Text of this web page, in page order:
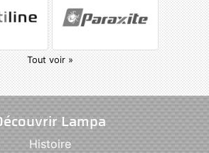
Tout voir »
Lampa
Histoire